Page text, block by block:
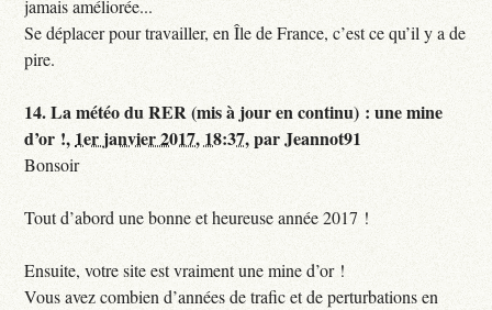
jamais améliorée...
Se déplacer pour travailler, en Île de France, c’est ce qu’il y a de
pire.
14.La météo du RER (mis à jour en continu) : une mine
d’or !, 1er janvier 2017, 18:37,parJeannot91
Bonsoir
Tout d’abord une bonne et heureuse année 2017 !
Ensuite, votre site est vraiment une mine d’or !
Vous avez combien d’années de trafic et de perturbations en